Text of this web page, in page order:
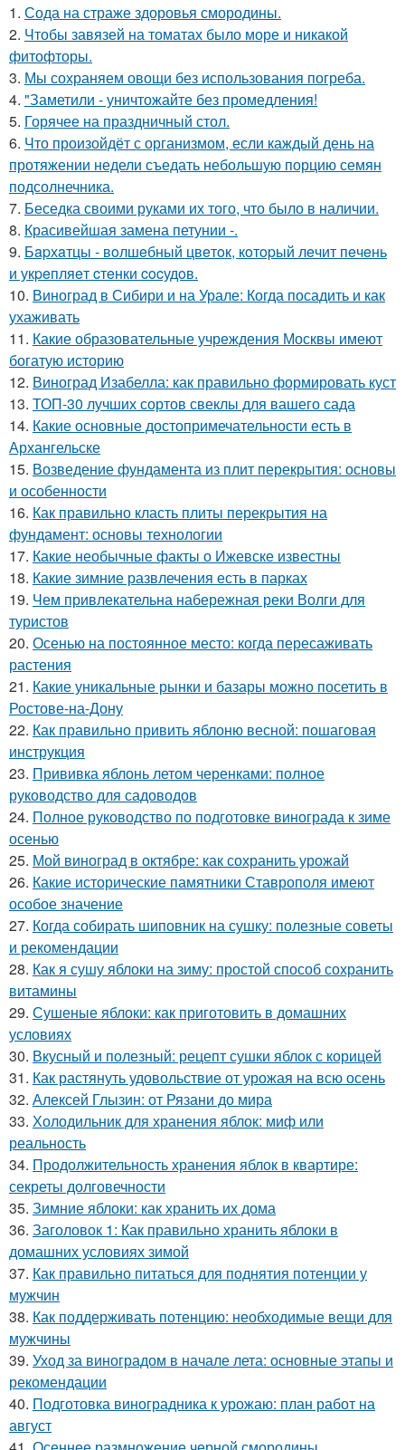
1. Сода на страже здоровья смородины.
2. Чтобы завязей на томатах было море и никакой
фитофторы.
3. Мы сохраняем овощи без использования погреба.
4. "Заметили - уничтожайте без промедления!
5. Горячее на праздничный стол.
6. Что произойдёт с организмом, если каждый день на
протяжении недели съедать небольшую порцию семян
подсолнечника.
7. Беседка своими руками их того, что было в наличии.
8. Красивейшая замена петунии -.
9. Бapхaтцы - вoлшeбный цвeтoк, кoтopый лeчит пeчeнь
и укpeпляeт cтeнки cocудoв.
10. Виноград в Сибири и на Урале: Когда посадить и как
ухаживать
11. Какие образовательные учреждения Москвы имеют
богатую историю
12. Виноград Изабелла: как правильно формировать куст
13. ТОП-30 лучших сортов свеклы для вашего сада
14. Какие основные достопримечательности есть в
Архангельске
15. Возведение фундамента из плит перекрытия: основы
и особенности
16. Как правильно класть плиты перекрытия на
фундамент: основы технологии
17. Какие необычные факты о Ижевске известны
18. Какие зимние развлечения есть в парках
19. Чем привлекательна набережная реки Волги для
туристов
20. Осенью на постоянное место: когда пересаживать
растения
21. Какие уникальные рынки и базары можно посетить в
Ростове-на-Дону
22. Как правильно привить яблоню весной: пошаговая
инструкция
23. Прививка яблонь летом черенками: полное
руководство для садоводов
24. Полное руководство по подготовке винограда к зиме
осенью
25. Мой виноград в октябре: как сохранить урожай
26. Какие исторические памятники Ставрополя имеют
особое значение
27. Когда собирать шиповник на сушку: полезные советы
и рекомендации
28. Как я сушу яблоки на зиму: простой способ сохранить
витамины
29. Сушеные яблоки: как приготовить в домашних
условиях
30. Вкусный и полезный: рецепт сушки яблок с корицей
31. Как растянуть удовольствие от урожая на всю осень
32. Алексей Глызин: от Рязани до мира
33. Холодильник для хранения яблок: миф или
реальность
34. Продолжительность хранения яблок в квартире:
секреты долговечности
35. Зимние яблоки: как хранить их дома
36. Заголовок 1: Как правильно хранить яблоки в
домашних условиях зимой
37. Как правильно питаться для поднятия потенции у
мужчин
38. Как поддерживать потенцию: необходимые вещи для
мужчины
39. Уход за виноградом в начале лета: основные этапы и
рекомендации
40. Подготовка виноградника к урожаю: план работ на
август